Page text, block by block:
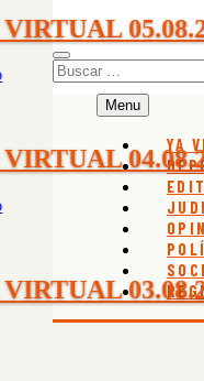
Buscar:
Menu
YA